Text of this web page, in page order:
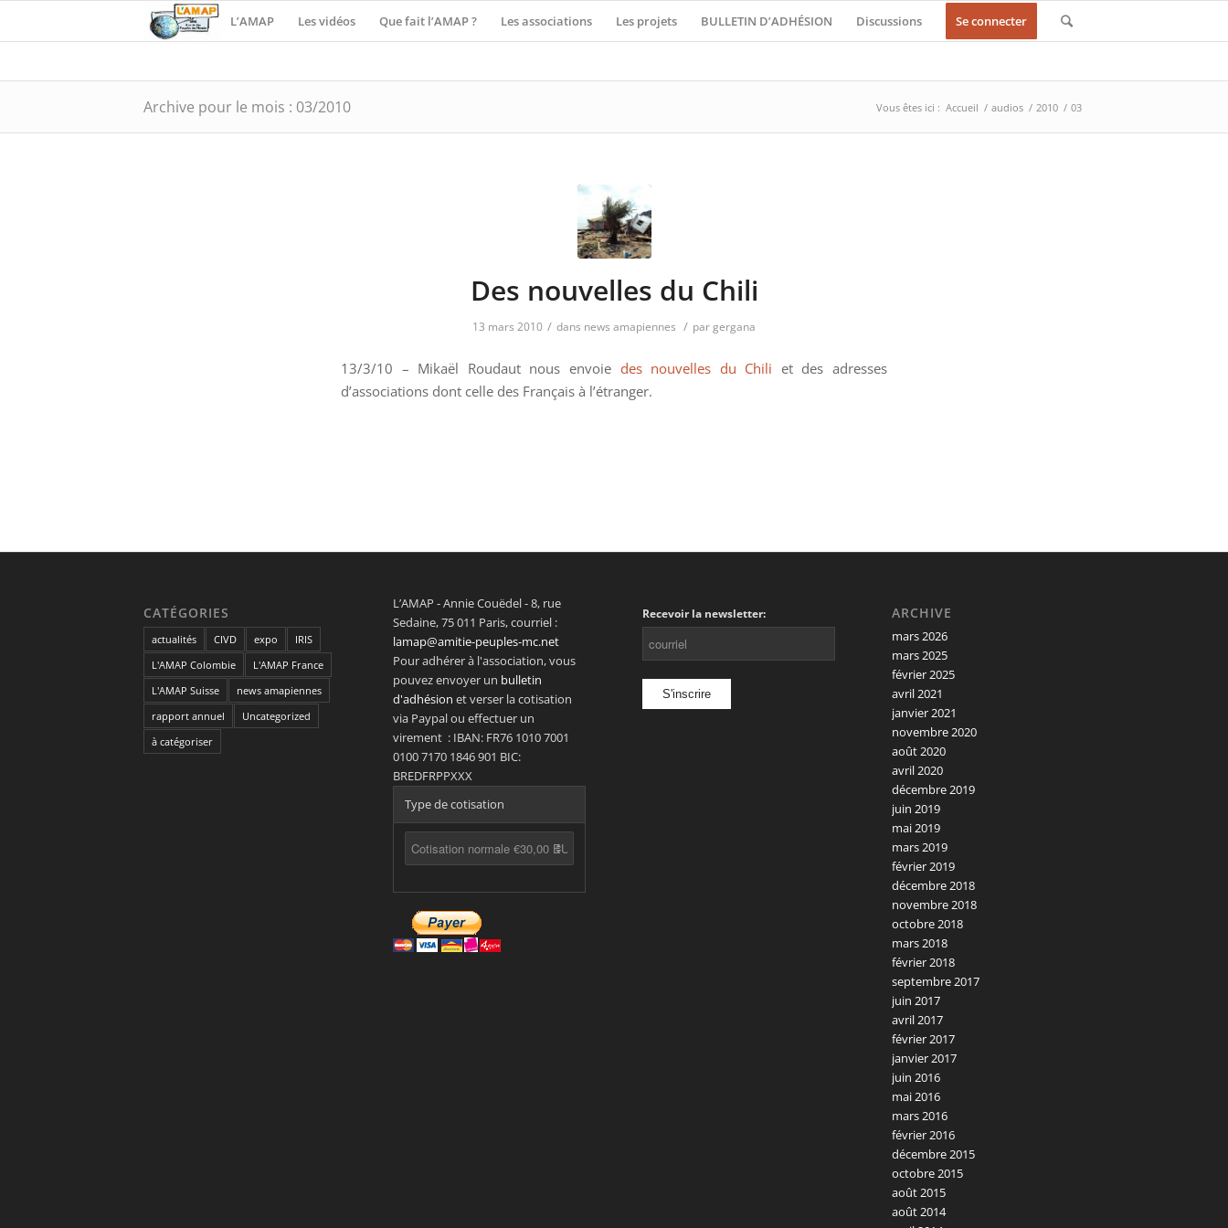
L’AMAP Les vidéos Que fait l’AMAP ? Les associations Les projets BULLETIN D’ADHÉSION Discussions Se connecter
Archive pour le mois : 03/2010 Vous êtes ici : Accueil / audios / 2010 / 03
Des nouvelles du Chili
13 mars 2010 / dans news amapiennes / pargergana
13/3/10 – Mikaël Roudaut nous envoie des nouvelles du Chili et des adresses
d’associations dont celle des Français à l’étranger.
CATÉGORIES
actualités CIVD expo
IRIS
L'AMAP Colombie
L'AMAP France
L'AMAP Suisse
news amapiennes
rapport annuel
Uncategorized
à catégoriser
L’AMAP - Annie Couëdel - 8, rue
Sedaine, 75 011 Paris, courriel :
lamap@amitie-peuples-mc.net
Pour adhérer à l'association, vous
pouvez envoyer un bulletin
d'adhésion et verser la cotisation
via Paypal ou effectuer un
virement : IBAN: FR76 1010 7001
0100 7170 1846 901 BIC:
BREDFRPPXXX
Type de cotisation
Recevoir la newsletter: ARCHIVE
mars 2026
mars 2025
février 2025
avril 2021
janvier 2021
novembre 2020
août 2020
avril 2020
décembre 2019
juin 2019
mai 2019
mars 2019
février 2019
décembre 2018
novembre 2018
octobre 2018
mars 2018
février 2018
septembre 2017
juin 2017
avril 2017
février 2017
janvier 2017
juin 2016
mai 2016
mars 2016
février 2016
décembre 2015
octobre 2015
août 2015
août 2014